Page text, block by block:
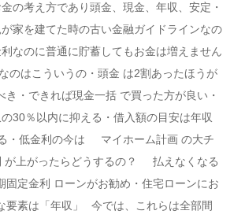
の考え方であり頭金、現金、年収、安定・
家を建てた時の古い 金融ガイドラインなの
なのに普通に貯蓄してもお金は増えません
なのはこういうの・頭金 は2割あったほうが
・できれば現金一括 で買った方が良い・
30％以内に抑える・借入額の目安は年収
・低金利の今は⠀⠀マイホーム計画 の大チ
が上がったらどうするの？⠀⠀払えなくなる
定金利 ローンがお勧め・住宅ローンにお
要素は「年収」⠀今では、これらは全部間